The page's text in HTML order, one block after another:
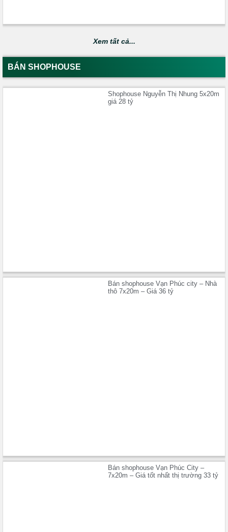
Xem tất cả...
BÁN SHOPHOUSE
Shophouse Nguyễn Thị Nhung 5x20m
giá 28 tỷ
Bán shophouse Vạn Phúc city – Nhà
thô 7x20m – Giá 36 tỷ
Bán shophouse Vạn Phúc City –
7x20m – Giá tốt nhất thị trường 33 tỷ